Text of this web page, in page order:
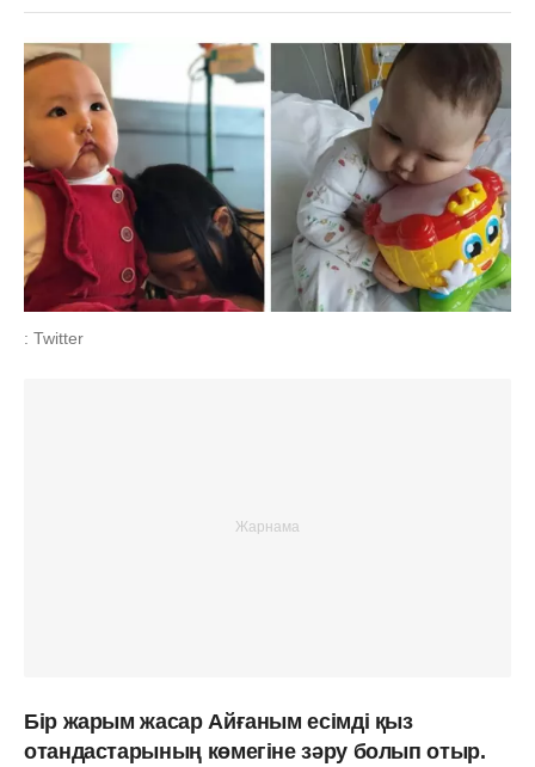
: Twitter
Бір жарым жасар Айғаным есімді қыз
отандастарының көмегіне зәру болып отыр.